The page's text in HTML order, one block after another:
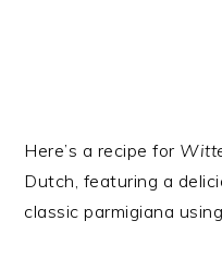
Here’s a recipe for
Dutch, featuring a
classic parmigiana